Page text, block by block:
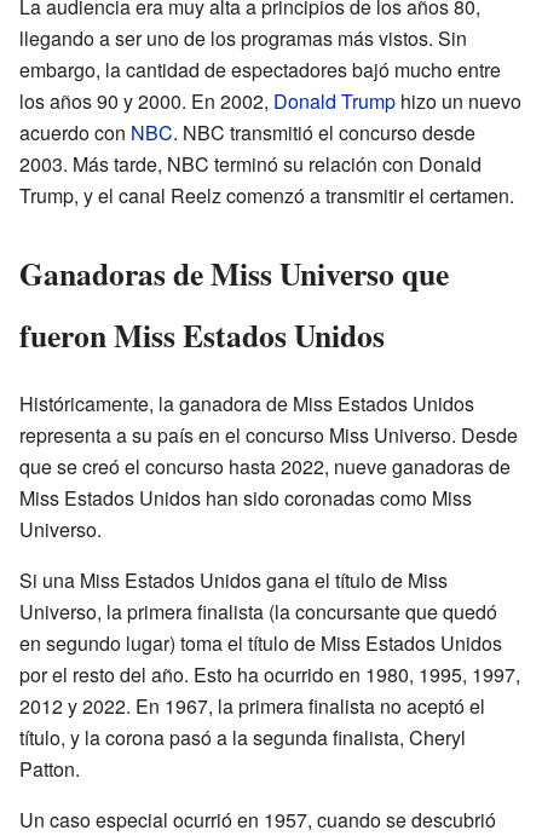
La audiencia era muy alta a principios de los años 80,
llegando a ser uno de los programas más vistos. Sin
embargo, la cantidad de espectadores bajó mucho entre
los años 90 y 2000. En 2002, Donald Trump hizo un nuevo
acuerdo con NBC. NBC transmitió el concurso desde
2003. Más tarde, NBC terminó su relación con Donald
Trump, y el canal Reelz comenzó a transmitir el certamen.
Ganadoras de Miss Universo que
fueron Miss Estados Unidos
Históricamente, la ganadora de Miss Estados Unidos
representa a su país en el concurso Miss Universo. Desde
que se creó el concurso hasta 2022, nueve ganadoras de
Miss Estados Unidos han sido coronadas como Miss
Universo.
Si una Miss Estados Unidos gana el título de Miss
Universo, la primera finalista (la concursante que quedó
en segundo lugar) toma el título de Miss Estados Unidos
por el resto del año. Esto ha ocurrido en 1980, 1995, 1997,
2012 y 2022. En 1967, la primera finalista no aceptó el
título, y la corona pasó a la segunda finalista, Cheryl
Patton.
Un caso especial ocurrió en 1957, cuando se descubrió